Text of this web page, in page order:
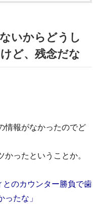
いからどうし
ど、残念だな
情報がなかったのでど
ったということか。
とのカウンター勝負で歯
たな」